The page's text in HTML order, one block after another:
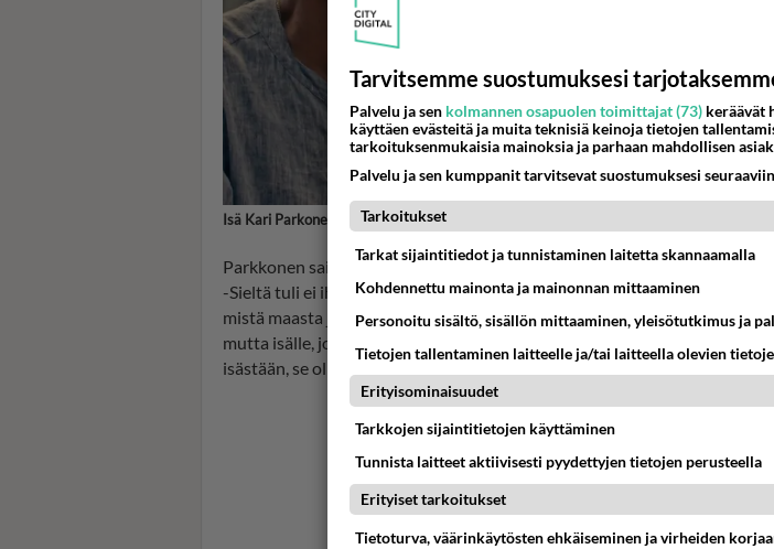
Isä Kari Parkonen ja poika Pete Parkkonen Sukuni salat -ohjelmassa. Kuva: MTV3
Parkkonen sai tietää suvustaan ns. isolla kädellä:
-Sieltä tuli ei ihan vähääkään tietoa. Sain tietoon nimen, joka oli
mistä maasta ja sain tietää myös papan työn ja koko historian. Itselle
mutta isälle, joka ei tiennyt isästään mitään, tämä oli iso juttu. Isä sai
isästään, se oli hurjinta nähdä tässä vieressä, Parkkonen avaa isänsä
Tarvitsemme suostumuksesi
Palvelu ja sen kolmannen osapuolen toimittajat (73) keräävät
käyttäen evästeitä ja muita teknisiä keinoja tietojen
tarkoituksenmukaisia mainoksia ja parhaan mahdollisen
Palvelu ja sen kumppanit tarvitsevat suostumuksesi
Tarkoitukset
Tarkat sijaintitiedot ja tunnistaminen laitetta skannaamalla
Kohdennettu mainonta ja mainonnan mittaaminen
Personoitu sisältö, sisällön mittaaminen, yleisötutkimus ja
Tietojen tallentaminen laitteelle ja/tai laitteella olevien
Erityisominaisuudet
Tarkkojen sijaintitietojen käyttäminen
Tunnista laitteet aktiivisesti pyydettyjen tietojen perusteella
Erityiset tarkoitukset
Tietoturva, väärinkäytösten ehkäiseminen ja virheiden